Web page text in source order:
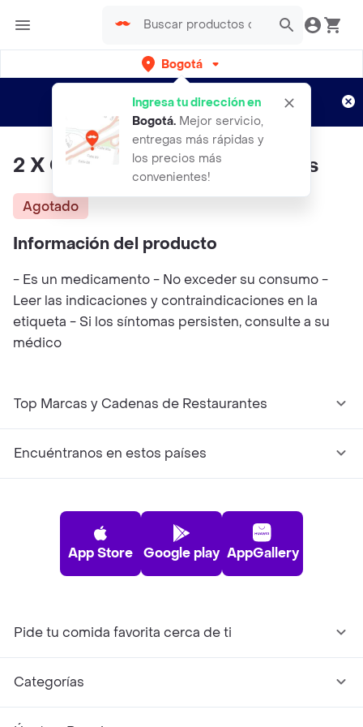
Bogotá
Ingresa tu dirección en
Bogotá. Mejor servicio,
entregas más rápidas y
los precios más
convenientes!
envíos gratis por semanas
Aplican TyC
2 X Cla 1500 Mg Healhty Sports
Agotado
Información del producto
- Es un medicamento - No exceder su consumo -
Leer las indicaciones y contraindicaciones en la
etiqueta - Si los síntomas persisten, consulte a su
médico
Top Marcas y Cadenas de Restaurantes
Encuéntranos en estos países
App Store Google play AppGallery
Pide tu comida favorita cerca de ti
Categorías